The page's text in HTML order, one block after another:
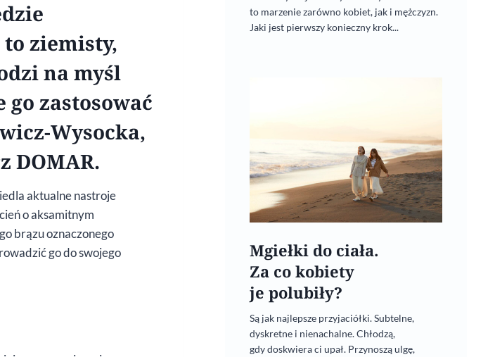
ziemisty,
na myśl
zastosować
Wysocka,
DOMAR.
aktualne nastroje
o aksamitnym
brązu oznaczonego
go do swojego
to marzenie zarówno kobiet, jak i mężczyzn.
Jaki jest pierwszy konieczny krok...
Mgiełki do ciała.
Za co kobiety
je polubiły?
Są jak najlepsze przyjaciółki. Subtelne,
dyskretne i nienachalne. Chłodzą,
gdy doskwiera ci upał. Przynoszą ulgę,